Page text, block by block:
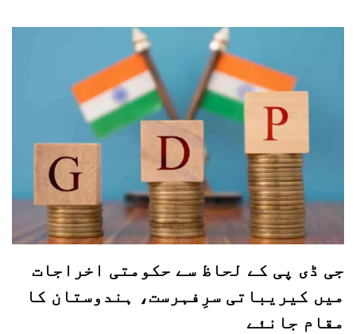
جی ڈی پی کے لحاظ سے حکومتی اخراجات
میں کیریباتی سرِفہرست، ہندوستان کا
مقام جانئے